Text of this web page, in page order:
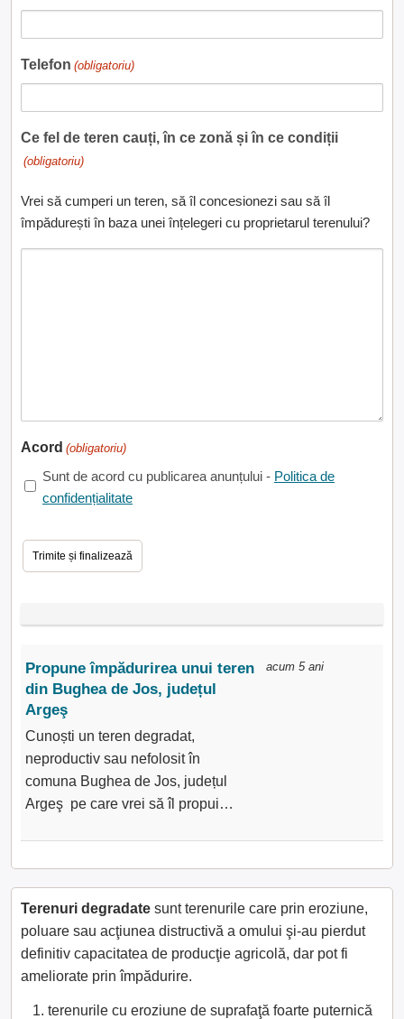
Telefon (obligatoriu)
Ce fel de teren cauți, în ce zonă și în ce condiții
(obligatoriu)
Vrei să cumperi un teren, să îl concesionezi sau să îl
împădurești în baza unei înțelegeri cu proprietarul terenului?
Acord (obligatoriu)
Sunt de acord cu publicarea anunțului - Politica de
confidențialitate
Propune împădurirea unui teren
din Bughea de Jos, județul
Argeş
Cunoști un teren degradat,
neproductiv sau nefolosit în
comuna Bughea de Jos, județul
Argeş pe care vrei să îl propui…
acum 5 ani
Terenuri degradate sunt terenurile care prin eroziune,
poluare sau acţiunea distructivă a omului şi-au pierdut
definitiv capacitatea de producţie agricolă, dar pot fi
ameliorate prin împădurire.
terenurile cu eroziune de suprafaţă foarte puternică